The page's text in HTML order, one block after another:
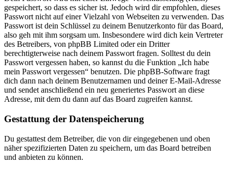
gespeichert, so dass es sicher ist. Jedoch wird dir empfohlen, dieses
Passwort nicht auf einer Vielzahl von Webseiten zu verwenden. Das
Passwort ist dein Schlüssel zu deinem Benutzerkonto für das Board,
also geh mit ihm sorgsam um. Insbesondere wird dich kein Vertreter
des Betreibers, von phpBB Limited oder ein Dritter
berechtigterweise nach deinem Passwort fragen. Solltest du dein
Passwort vergessen haben, so kannst du die Funktion „Ich habe
mein Passwort vergessen“ benutzen. Die phpBB-Software fragt
dich dann nach deinem Benutzernamen und deiner E-Mail-Adresse
und sendet anschließend ein neu generiertes Passwort an diese
Adresse, mit dem du dann auf das Board zugreifen kannst.
Gestattung der Datenspeicherung
Du gestattest dem Betreiber, die von dir eingegebenen und oben
näher spezifizierten Daten zu speichern, um das Board betreiben
und anbieten zu können.